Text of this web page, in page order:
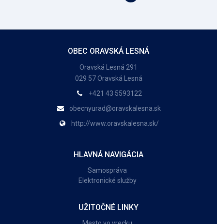
OBEC ORAVSKÁ LESNÁ
Oravská Lesná 291
029 57 Oravská Lesná
+421 43 5593122
obecnyurad@oravskalesna.sk
http://www.oravskalesna.sk/
HLAVNÁ NAVIGÁCIA
Samospráva
Elektronické služby
UŽITOČNÉ LINKY